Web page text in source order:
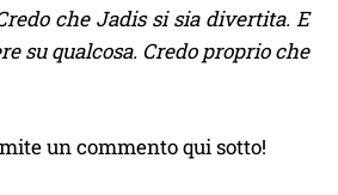
che Jadis si sia divertita. E
su qualcosa. Credo proprio che
un commento qui sotto!